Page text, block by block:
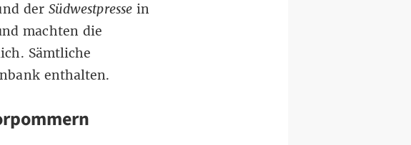
der Südwestpresse in
machten die
Sämtliche
enthalten.